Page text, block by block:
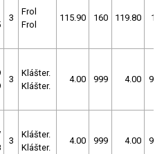
3
Frol
Frol
115.90 160 119.80 16
3
Klášter.
Klášter.
4.00 999 4.00 999
3
Klášter.
Klášter.
4.00 999 4.00 999